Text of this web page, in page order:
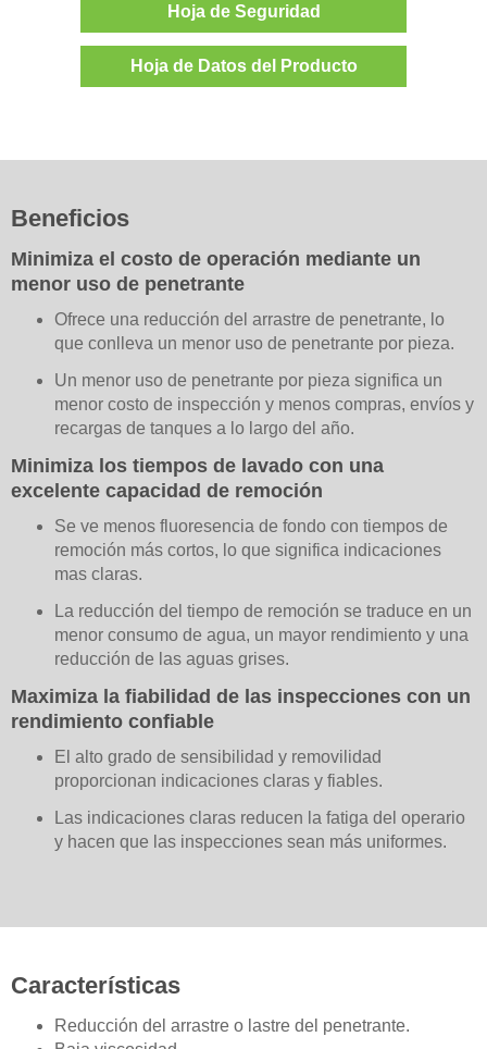
Hoja de Seguridad
Hoja de Datos del Producto
Beneficios
Minimiza el costo de operación mediante un
menor uso de penetrante
Ofrece una reducción del arrastre de penetrante, lo
que conlleva un menor uso de penetrante por pieza.
Un menor uso de penetrante por pieza significa un
menor costo de inspección y menos compras, envíos y
recargas de tanques a lo largo del año.
Minimiza los tiempos de lavado con una
excelente capacidad de remoción
Se ve menos fluoresencia de fondo con tiempos de
remoción más cortos, lo que significa indicaciones
mas claras.
La reducción del tiempo de remoción se traduce en un
menor consumo de agua, un mayor rendimiento y una
reducción de las aguas grises.
Maximiza la fiabilidad de las inspecciones con un
rendimiento confiable
El alto grado de sensibilidad y removilidad
proporcionan indicaciones claras y fiables.
Las indicaciones claras reducen la fatiga del operario
y hacen que las inspecciones sean más uniformes.
Características
Reducción del arrastre o lastre del penetrante.